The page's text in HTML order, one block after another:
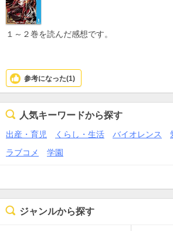
１～２巻を読んだ感想です。
１話で最大のインパクトと好感度を稼いだ
だのモブで以降出番もほぼなく、あとに残っ
美少女多数のバトル漫画。面白くないわけ
じゃなくても似たようなの沢山あるよね？
あるわけでもないし。それどころか、ところ
かりにくいし。
出ないなら継続して読む気にはなれないかも。
参考になった(1)
人気キーワードから探す
出産・育児 くらし・生活 バイオレンス
ラブコメ
学園
ジャンルから探す